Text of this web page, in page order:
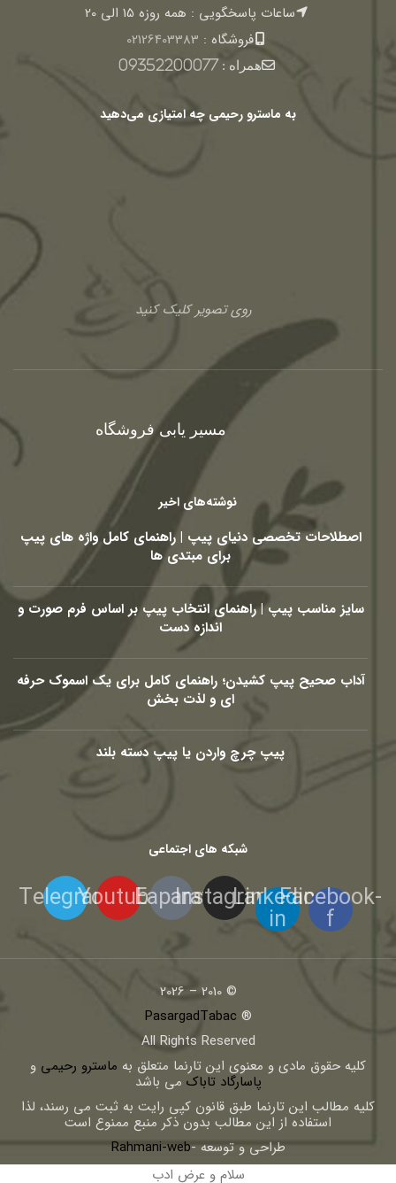
ساعات پاسخگویی : همه روزه 15 الی 20
فروشگاه : 02126403383
همراه :09352200077
به ماسترو رحیمی چه امتیازی می‌دهید
روی تصویر کلیک کنید
مسیر یابی فروشگاه
نوشته‌های اخیر
اصطلاحات تخصصی دنیای پیپ | راهنمای کامل واژه های پیپ
برای مبتدی ها
سایز مناسب پیپ | راهنمای انتخاب پیپ بر اساس فرم صورت و
اندازه دست
آداب صحیح پیپ کشیدن؛ راهنمای کامل برای یک اسموک حرفه
ای و لذت بخش
پیپ چرچ واردن یا پیپ دسته بلند
شبکه های اجتماعی
Facebook-
f
Linkedin-
in
Instagram
Eaparat
Youtube
Telegram
© 2010 – 2026
®
PasargadTabac
All Rights Reserved
كليه حقوق مادی و معنوی اين تارنما متعلق به ماسترو رحیمی و
پاسارگاد تاباک می باشد
کلیه مطالب این تارنما طبق قانون کپی رایت به ثبت می رسند، لذا
استفاده از این مطالب بدون ذکر منبع ممنوع است
طراحی و توسعه -Rahmani-web
سلام و عرض ادب